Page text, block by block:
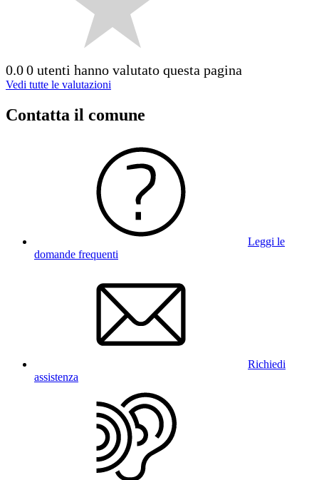
0.00 utenti hanno valutato questa pagina
Vedi tutte le valutazioni
Contatta il comune
Leggi le
domande frequenti
Richiedi
assistenza